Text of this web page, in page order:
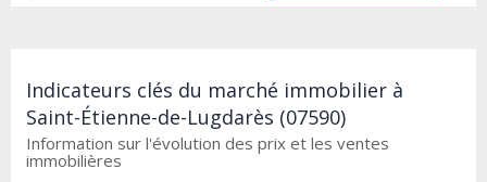
Indicateurs clés du marché immobilier à
Saint-Étienne-de-Lugdarès (07590)
Information sur l'évolution des prix et les ventes
immobilières